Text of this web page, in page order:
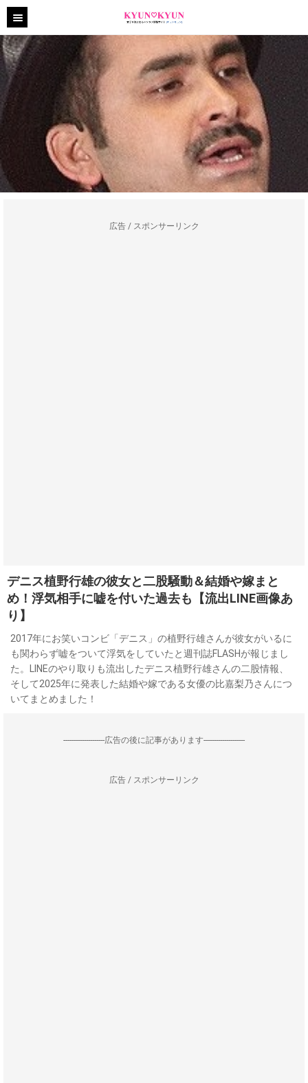
広告 / スポンサーリンク
デニス植野行雄の彼女と二股騒動＆結婚や嫁まと
め！浮気相手に嘘を付いた過去も【流出LINE画像あ
り】
2017年にお笑いコンビ「デニス」の植野行雄さんが彼女がいるに
も関わらず嘘をついて浮気をしていたと週刊誌FLASHが報じまし
た。LINEのやり取りも流出したデニス植野行雄さんの二股情報、
そして2025年に発表した結婚や嫁である女優の比嘉梨乃さんにつ
いてまとめました！
--------------------広告の後に記事があります--------------------
広告 / スポンサーリンク